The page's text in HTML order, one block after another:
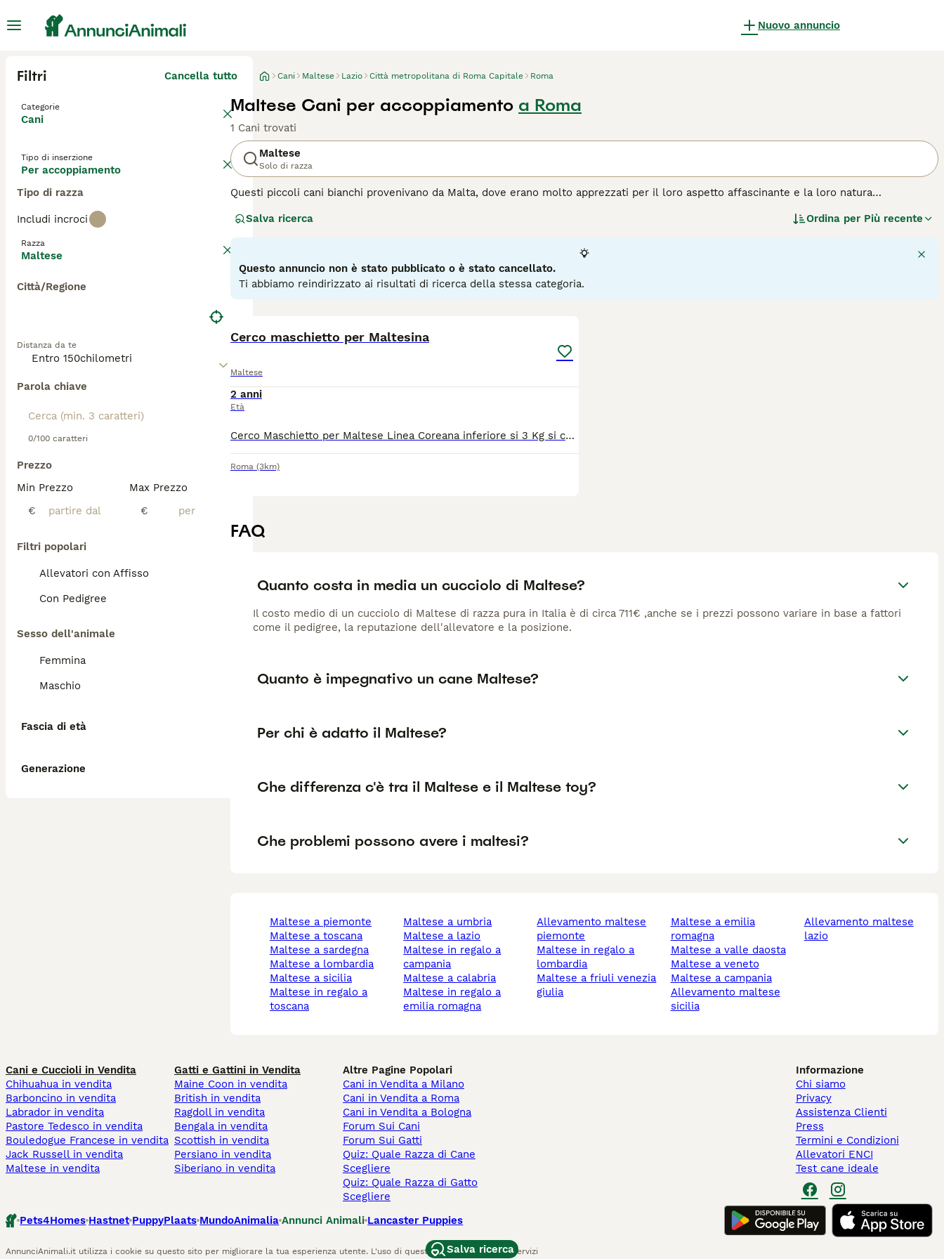
Nuovo annuncio
Filtri Cancella tutto
Categorie
Cani
Tipo di inserzione
Per accoppiamento
Tipo di razza
Includi incroci
Razza
Maltese
Città/Regione
Distanza da te
Parola chiave
0/100 caratteri
Prezzo
Min Prezzo
€
Max Prezzo
€
Filtri popolari
Allevatori con Affisso
Con Pedigree
Sesso dell'animale
Femmina
Maschio
Fascia di età
Generazione
Cani Maltese Lazio Città metropolitana di Roma Capitale Roma
Maltese Cani per accoppiamento a Roma
1 Cani trovati
Maltese
Solo di razza
Questi piccoli cani bianchi provenivano da Malta, dove erano molto apprezzati per il loro aspetto affascinante e la loro natura
cane affascinante, estremamente leale e affettuoso. Nonostante la sua piccola statura, ha una personalità prorompente ed è una vera
Leggi la nostra pagina di consigli sul Maltese per informazioni su questa razza di cane.
Salva ricerca Ordina per Più recente
Questo annuncio non è stato pubblicato o è stato cancellato.
Ti abbiamo reindirizzato ai risultati di ricerca della stessa categoria.
Cerco maschietto per Maltesina
Maltese
2 anni
Età
Cerco Maschietto per Maltese Linea Coreana inferiore si 3 Kg si chiama Susy e in possesso di microchip e tutte le vaccinazioni solo persone serie su Roma e d intorni grazie
Roma (3km)
FAQ
Quanto costa in media un cucciolo di Maltese?
Il costo medio di un cucciolo di Maltese di razza pura in Italia è di circa 711€ ,anche se i prezzi possono variare in base a fattori
come il pedigree, la reputazione dell'allevatore e la posizione.
Quanto è impegnativo un cane Maltese?
Per chi è adatto il Maltese?
Che differenza c'è tra il Maltese e il Maltese toy?
Che problemi possono avere i maltesi?
maltese a piemonte
maltese a toscana
maltese a sardegna
maltese a lombardia
maltese a sicilia
maltese in regalo a
toscana
maltese a umbria
maltese a lazio
maltese in regalo a
campania
maltese a calabria
maltese in regalo a
emilia romagna
allevamento maltese
piemonte
maltese in regalo a
lombardia
maltese a friuli venezia
giulia
maltese a emilia
romagna
maltese a valle daosta
maltese a veneto
maltese a campania
allevamento maltese
sicilia
allevamento maltese
lazio
Salva ricerca
Cani e Cuccioli in Vendita
Chihuahua in vendita
Barboncino in vendita
Labrador in vendita
Pastore Tedesco in vendita
Bouledogue Francese in vendita
Jack Russell in vendita
Maltese in vendita
Gatti e Gattini in Vendita
Maine Coon in vendita
British in vendita
Ragdoll in vendita
Bengala in vendita
Scottish in vendita
Persiano in vendita
Siberiano in vendita
Altre Pagine Popolari
Cani in Vendita a Milano
Cani in Vendita a Roma
Cani in Vendita a Bologna
Forum Sui Cani
Forum Sui Gatti
Quiz: Quale Razza di Cane
Scegliere
Quiz: Quale Razza di Gatto
Scegliere
Informazione
Chi siamo
Privacy
Assistenza Clienti
Press
Termini e Condizioni
Allevatori ENCI
Test cane ideale
Pets4Homes Hastnet PuppyPlaats MundoAnimalia Annunci Animali Lancaster Puppies
AnnunciAnimali.it utilizza i cookie su questo sito per migliorare la tua esperienza utente. L'uso di questo sito Web e di altri servizi